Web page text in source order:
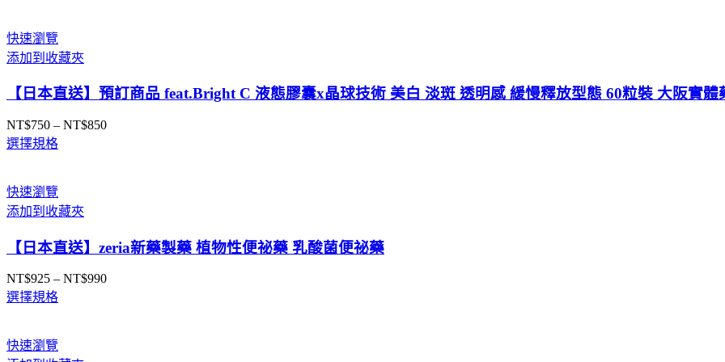
快速瀏覽
添加到收藏夾
【日本直送】預訂商品 feat.Bright C 液態膠囊x晶球技術 美白 淡斑 透明感 緩慢釋放型態 60粒裝 大阪實體
NT$750 – NT$850價
選擇規格
快速瀏覽
添加到收藏夾
【日本直送】zeria新藥製藥 植物性便祕藥 乳酸菌便祕藥
NT$925 – NT$990價
選擇規格
快速瀏覽